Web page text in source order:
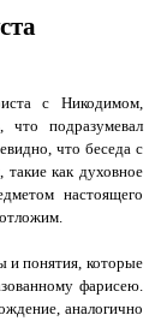
с Никодимом,
что подразумевал
что беседа с
как духовное
настоящего
и понятия, которые
фарисею.
аналогично